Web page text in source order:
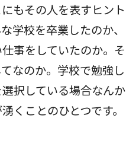
もその人を表すヒント
学校を卒業したのか、
事をしていたのか。そ
なのか。学校で勉強し
択している場合なんか
くことのひとつです。